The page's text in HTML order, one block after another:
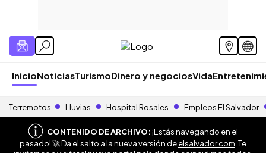
InicioNoticiasTurismoDinero y negociosVida
Terremotos Lluvias Hospital Rosales Empleos El Salvador
CONTENIDO DE ARCHIVO:¡Estás navegando en el
pasado! 🚀 Da el salto a la nueva versión deelsalvador.com . Te